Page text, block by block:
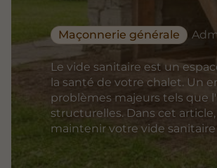
Maçonnerie générale
Le vide sanitaire est un
la santé de votre chalet. Un
problèmes majeurs tels que
structurelles. Dans cet
maintenir votre vide